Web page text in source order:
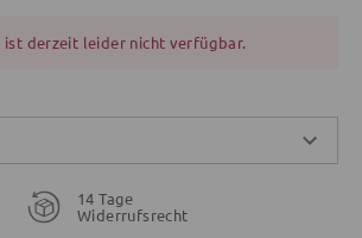
ist derzeit leider nicht verfügbar.
14 Tage
Widerrufsrecht